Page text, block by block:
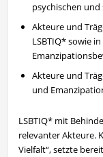
psychischen
Akteure und
LSBTIQ* sowie
Akteure und
und
LSBTIQ* mit
relevanter Akteure.
Vielfalt“, setzte